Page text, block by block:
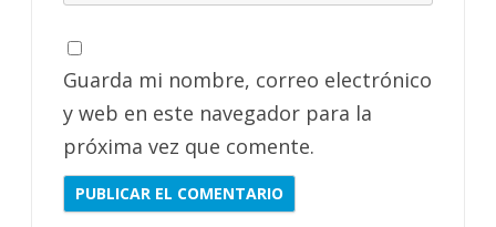
Guarda mi nombre, correo electrónico
y web en este navegador para la
próxima vez que comente.